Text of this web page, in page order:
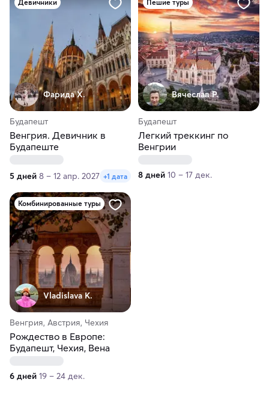
Девичники
Фарида Х.
Будапешт
Венгрия. Девичник в
Будапеште
5 дней 8 – 12 апр. 2027 +1 дата
Пешие туры
Вячеслав Р.
Будапешт
Легкий треккинг по
Венгрии
8 дней 10 – 17 дек.
Комбинированные туры
Vladislava K.
Венгрия, Австрия, Чехия
Рождество в Европе:
Будапешт, Чехия, Вена
6 дней 19 – 24 дек.